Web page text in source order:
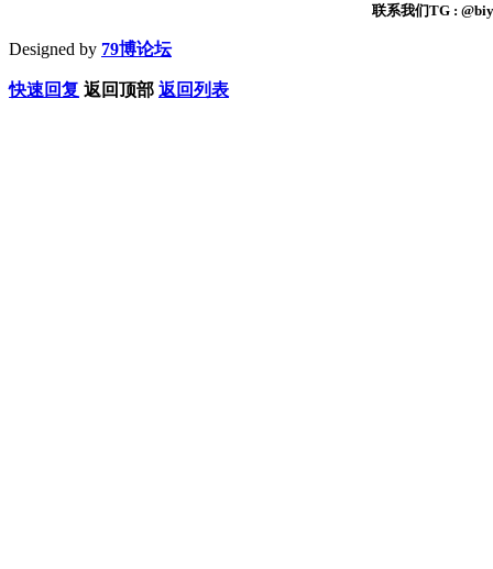
联系我们TG :
Designed by 79博论坛
快速回复 返回顶部 返回列表